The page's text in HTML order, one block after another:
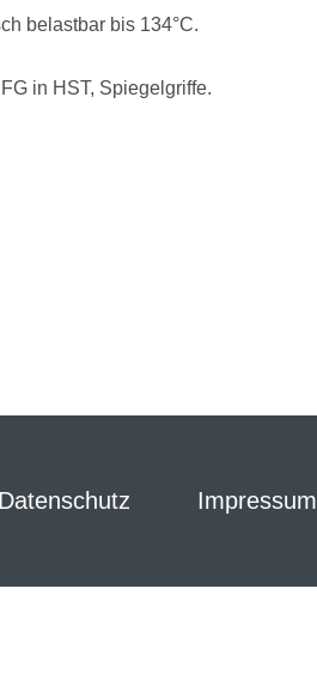
belastbar bis 134°C.
in HST, Spiegelgriffe.
Datenschutz Impressum